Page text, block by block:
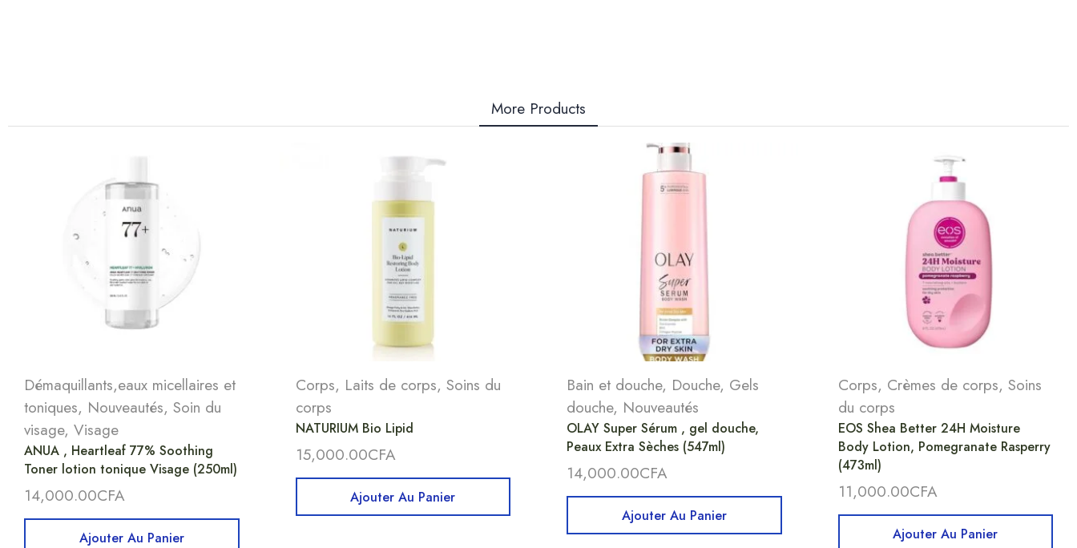
More Products
Démaquillants,eaux micellaires et
toniques, Nouveautés, Soin du
visage, Visage
ANUA , Heartleaf 77% Soothing
Toner lotion tonique Visage (250ml)
14,000.00CFA
Ajouter Au Panier
Corps, Laits de corps, Soins du
corps
NATURIUM Bio Lipid
15,000.00CFA
Ajouter Au Panier
Bain et douche, Douche, Gels
douche, Nouveautés
OLAY Super Sérum , gel douche,
Peaux Extra Sèches (547ml)
14,000.00CFA
Ajouter Au Panier
Corps, Crèmes de corps, Soins
du corps
EOS Shea Better 24H Moisture
Body Lotion, Pomegranate Rasperry
(473ml)
11,000.00CFA
Ajouter Au Panier